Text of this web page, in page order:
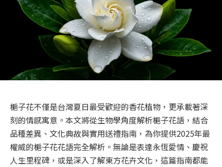
梔子花不僅是台灣夏日最受歡迎的香花植物，更承載著深
刻的情感寓意。本文將從生物學角度解析梔子花語，結合
品種差異、文化典故與實用送禮指南，為你提供2025年最
權威的梔子花花語完全解析。無論是表達永恆愛情、慶祝
人生里程碑，或是深入了解東方花卉文化，這篇指南都能